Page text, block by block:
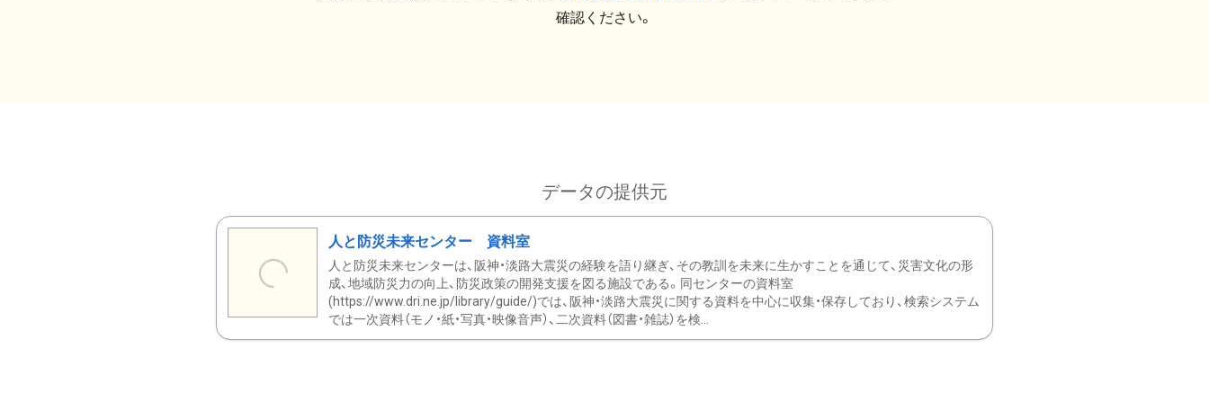
確認ください。
データの提供元
人と防災未来センター 資料室
人と防災未来センターは、阪神・淡路大震災の経験を語り継ぎ、その教訓を未来に生かすことを通じて、災害文化の形
成、地域防災力の向上、防災政策の開発支援を図る施設である。同センターの資料室
(https://www.dri.ne.jp/library/guide/)では、阪神・淡路大震災に関する資料を中心に収集・保存しており、検索システム
では一次資料（モノ・紙・写真・映像音声）、二次資料（図書・雑誌）を検...